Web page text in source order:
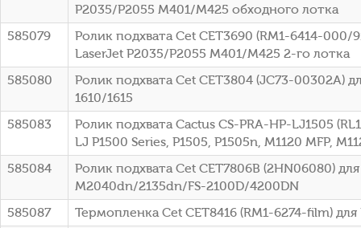
P2035/P2055 M401/M425 обходного лотка
585079
Ролик подхвата Cet CET3690 (RM1-6414-000/
LaserJet P2035/P2055 M401/M425 2-го лотка
585080
Ролик подхвата Cet CET3804 (JC73-00302A)
1610/1615
585083
Ролик подхвата Cactus CS-PRA-HP-LJ1505
LJ P1500 Series, P1505, P1505n, M1120 MFP,
585084
Ролик подхвата Cet CET7806B (2HN06080)
M2040dn/2135dn/FS-2100D/4200DN
585087
Термопленка Cet CET8416 (RM1-6274-film) для